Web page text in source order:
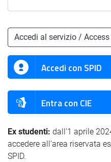
Accedi al servizio /
Accedi con SPID
Entra con CIE
Ex studenti: dall'1 aprile
accedere all'area riservata
SPID.